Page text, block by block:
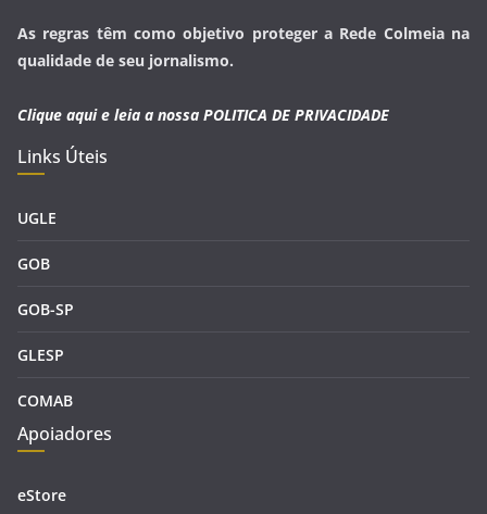
As regras têm como objetivo proteger a Rede Colmeia na
qualidade de seu jornalismo.
Clique aqui e leia a nossa POLITICA DE PRIVACIDADE
Links Úteis
UGLE
GOB
GOB-SP
GLESP
COMAB
Apoiadores
eStore